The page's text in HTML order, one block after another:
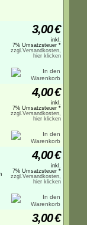
3,00€
inkl.
7% Umsatzsteuer *
zzgl.Versandkosten,
hier klicken
4,00€
inkl.
7% Umsatzsteuer *
zzgl.Versandkosten,
hier klicken
4,00€
inkl.
7% Umsatzsteuer *
zzgl.Versandkosten,
hier klicken
3,00€